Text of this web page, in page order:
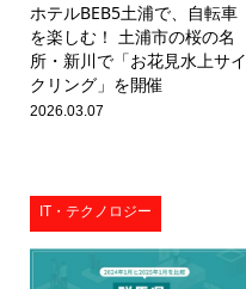
ホテルBEB5土浦で、自転車
を楽しむ！ 土浦市の桜の名
所・新川で「お花見水上サイ
クリング」を開催
2026.03.07
IT・テクノロジー